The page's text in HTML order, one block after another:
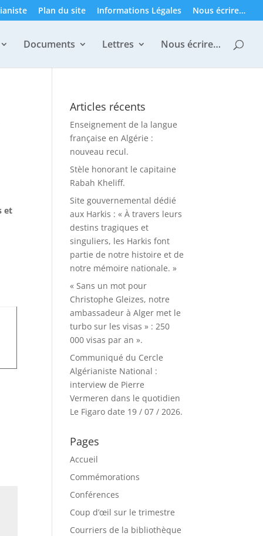
Plan du site Informations Légales Nous écrire…
Documents Lettres Nous écrire…
et
Articles récents
Enseignement de la langue
française en Algérie :
nouveau recul.
Stèle honorant le capitaine
Rabah Kheliff.
Site gouvernemental dédié
aux Harkis : « À travers leurs
destins tragiques et
singuliers, les Harkis font
partie de notre histoire et de
notre mémoire nationale. »
« Sans un mot pour
Christophe Gleizes, notre
ambassadeur à Alger met le
turbo sur les visas » : 250
000 visas par an ».
Communiqué du Cercle
Algérianiste National :
interview de Pierre
Vermeren dans le quotidien
Le Figaro date 19 / 07 / 2026.
Pages
Accueil
Commémorations
Conférences
Coup d’œil sur le trimestre
Courriers de la bibliothèque